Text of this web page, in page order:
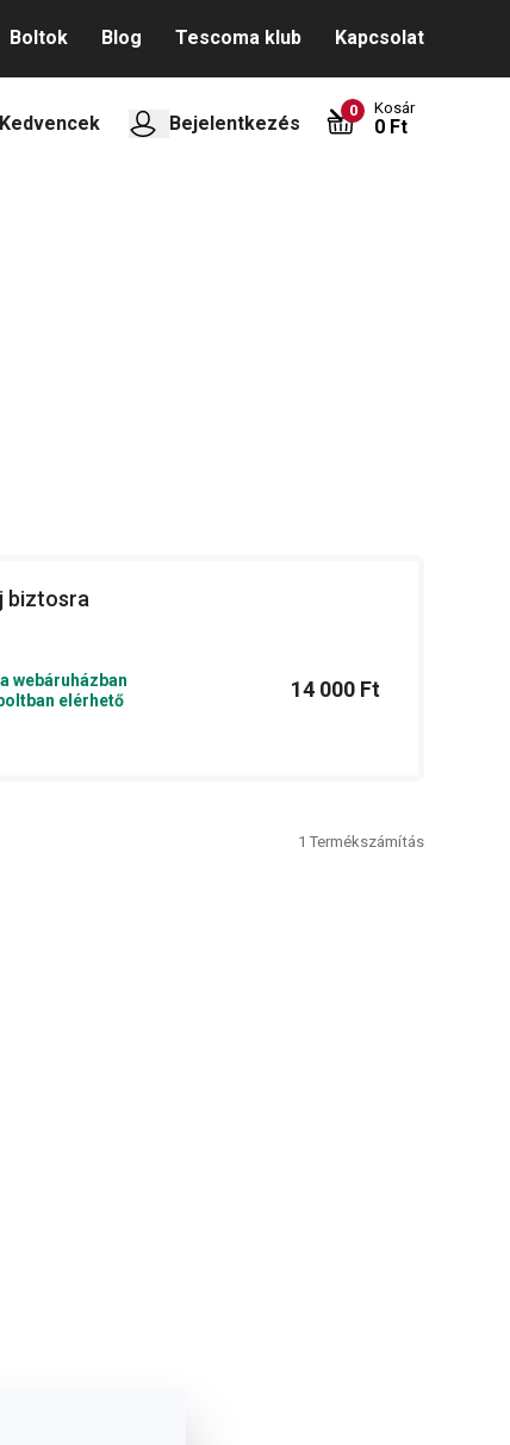
Boltok Blog Tescoma klub Kapcsolat
Kedvencek Bejelentkezés
0 Kosár
0 Ft
biztosra
webáruházban
elérhető
14 000 Ft
1Termékszámítás